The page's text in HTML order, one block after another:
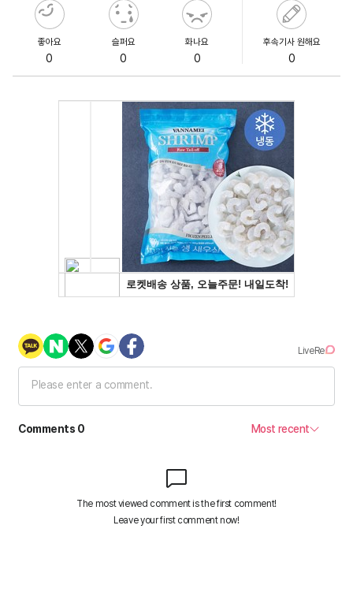
좋아요
0
슬퍼요
0
화나요
0
후속기사 원해요
0